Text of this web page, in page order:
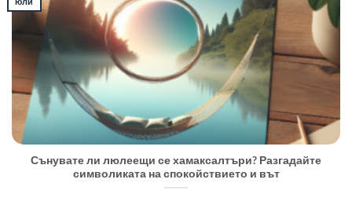
Сънувате ли люлеещи се хамаксалтъри? Разгадайте
символиката на спокойствието и вът